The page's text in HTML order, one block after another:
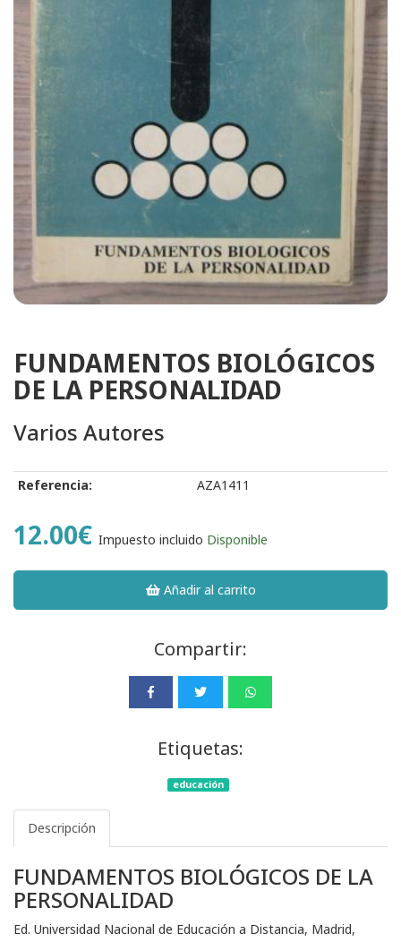
FUNDAMENTOS BIOLÓGICOS
DE LA PERSONALIDAD
Varios Autores
Referencia: AZA1411
12.00€ Impuesto incluido Disponible
Añadir al carrito
Compartir:
Etiquetas:
educación
Descripción
FUNDAMENTOS BIOLÓGICOS DE LA
PERSONALIDAD
Ed. Universidad Nacional de Educación a Distancia, Madrid,